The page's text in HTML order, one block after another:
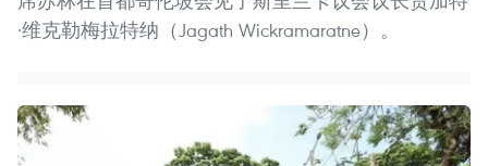
·维克勒梅拉特纳（Jagath Wickramaratne）。